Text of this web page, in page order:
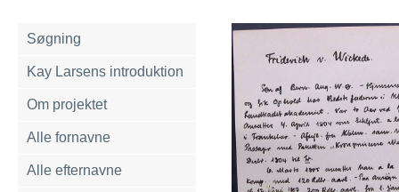
Søgning
Kay Larsens introduktion
Om projektet
Alle fornavne
Alle efternavne